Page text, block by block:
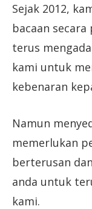
Sejak 2012,
bacaan
terus
kami untuk
kebenaran
Namun
memerlukan
berterusan
anda untuk
kami.